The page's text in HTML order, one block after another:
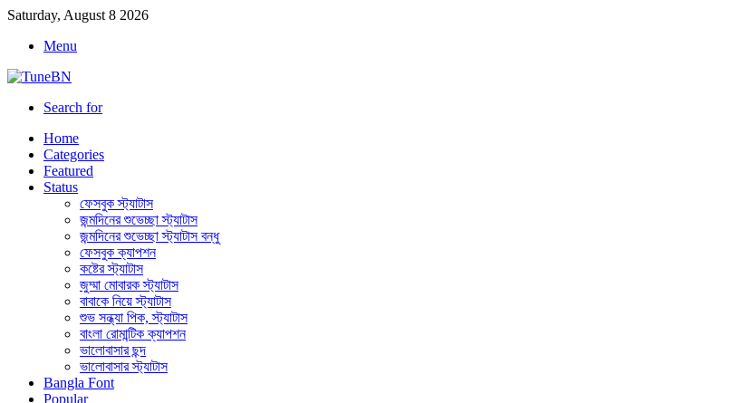
Saturday, August 8 2026
Menu
Search for
Home
Categories
Featured
Status
ফেসবুক স্ট্যাটাস
জন্মদিনের শুভেচ্ছা স্ট্যাটাস
জন্মদিনের শুভেচ্ছা স্ট্যাটাস বন্ধু
ফেসবুক ক্যাপশন
কষ্টের স্ট্যাটাস
জুম্মা মোবারক স্ট্যাটাস
বাবাকে নিয়ে স্ট্যাটাস
শুভ সন্ধ্যা পিক, স্ট্যাটাস
বাংলা রোমান্টিক ক্যাপশন
ভালোবাসার ছন্দ
ভালোবাসার স্ট্যাটাস
Bangla Font
Popular